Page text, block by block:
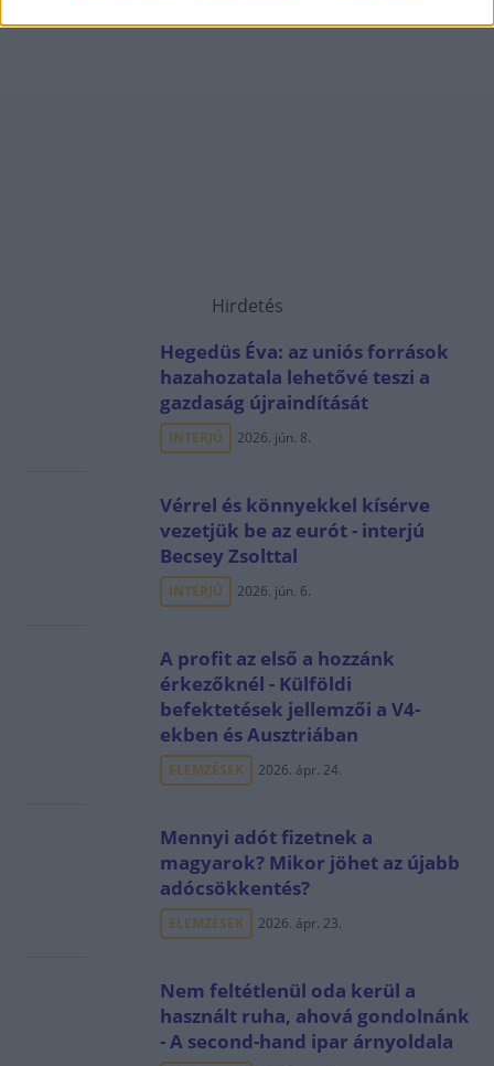
Hirdetés
Hegedüs Éva: az uniós források
hazahozatala lehetővé teszi a
gazdaság újraindítását
INTERJÚ 2026. jún. 8.
Vérrel és könnyekkel kísérve
vezetjük be az eurót - interjú
Becsey Zsolttal
INTERJÚ 2026. jún. 6.
A profit az első a hozzánk
érkezőknél - Külföldi
befektetések jellemzői a V4-
ekben és Ausztriában
ELEMZÉSEK 2026. ápr. 24.
Mennyi adót fizetnek a
magyarok? Mikor jöhet az újabb
adócsökkentés?
ELEMZÉSEK 2026. ápr. 23.
Nem feltétlenül oda kerül a
használt ruha, ahová gondolnánk
- A second-hand ipar árnyoldala